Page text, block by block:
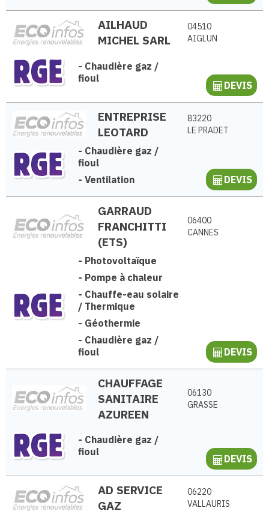
AILHAUD
MICHEL SARL
04510
AIGLUN
- Chaudière gaz /
fioul
DEVIS
ENTREPRISE
LEOTARD
83220
LE PRADET
- Chaudière gaz /
fioul
- Ventilation DEVIS
GARRAUD
FRANCHITTI
(ETS)
06400
CANNES
- Photovoltaïque
- Pompe à chaleur
- Chauffe-eau solaire
/ Thermique
- Géothermie
- Chaudière gaz /
fioul
DEVIS
CHAUFFAGE
SANITAIRE
AZUREEN
06130
GRASSE
- Chaudière gaz /
fioul
DEVIS
AD SERVICE
GAZ
06220
VALLAURIS